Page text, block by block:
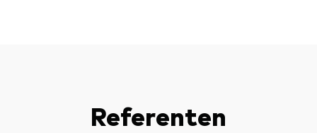
Referenten